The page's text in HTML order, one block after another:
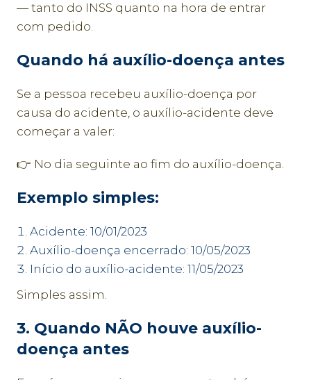
— tanto do INSS quanto na hora de entrar
com pedido.
Quando há auxílio-doença antes
Se a pessoa recebeu auxílio-doença por
causa do acidente, o auxílio-acidente deve
começar a valer:
👉 No dia seguinte ao fim do auxílio-doença.
Exemplo simples:
Acidente: 10/01/2023
Auxílio-doença encerrado: 10/05/2023
Início do auxílio-acidente: 11/05/2023
Simples assim.
3. Quando NÃO houve auxílio-
doença antes